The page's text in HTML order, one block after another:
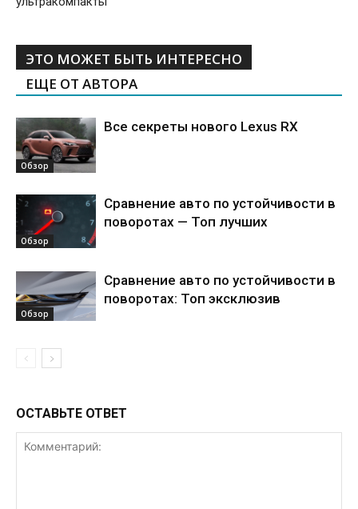
ЭТО МОЖЕТ БЫТЬ ИНТЕРЕСНО
ЕЩЕ ОТ АВТОРА
Обзор
Все секреты нового Lexus RX
Обзор
Сравнение авто по устойчивости в
поворотах — Топ лучших
Обзор
Сравнение авто по устойчивости в
поворотах: Топ эксклюзив
ОСТАВЬТЕ ОТВЕТ